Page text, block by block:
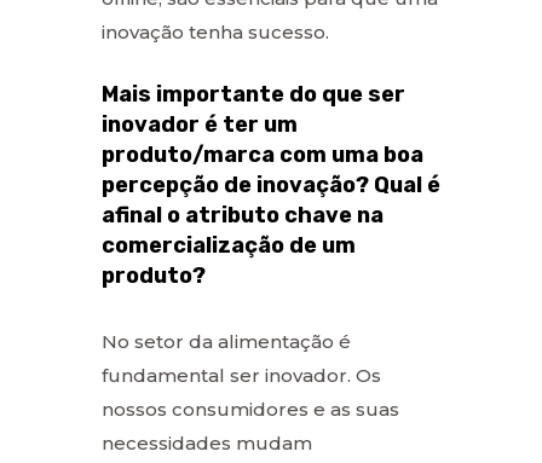
inovação tenha sucesso.
Mais importante do que ser
inovador é ter um
produto/marca com uma boa
percepção de inovação? Qual é
afinal o atributo chave na
comercialização de um
produto?
No setor da alimentação é
fundamental ser inovador. Os
nossos consumidores e as suas
necessidades mudam